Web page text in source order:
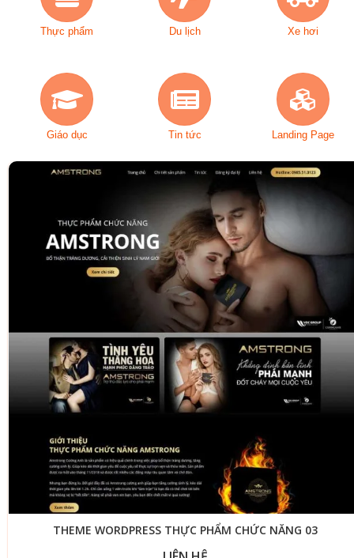
Thực phẩm Du lịch Xe hơi
Giáo dục Tin tức Landing Page
THEME WORDPRESS THỰC PHẨM CHỨC NĂNG 03